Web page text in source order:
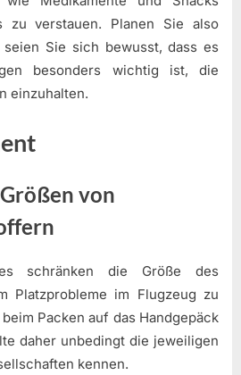
zu verstauen. Planen Sie also
seien Sie sich bewusst, dass es
besonders wichtig ist, die
einzuhalten.
von
schränken die Größe des
Platzprobleme im Flugzeug zu
Packen auf das Handgepäck
daher unbedingt die jeweiligen
kennen.